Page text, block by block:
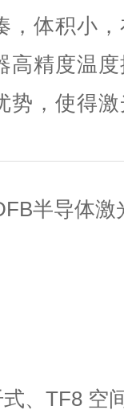
，体积小
高精度温
势，使得
半导体激
、 TF8 空